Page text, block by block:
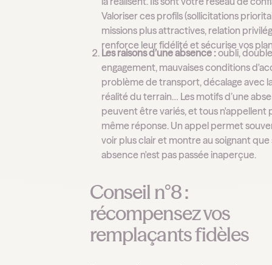
Valoriser ces profils (sollicitations
missions plus attractives, relation
renforce leur fidélité et sécurise vos
Les raisons d’une absence :oubli,
engagement, mauvaises conditions
problème de transport, décalage avec
réalité du terrain… Les motifs d’une
peuvent être variés, et tous n'appellent
même réponse. Un appel permet
voir plus clair et montre au soignant que
absence n'est pas passée inaperçue.
Conseil n°8 :
récompensez vos
remplaçants fidèles